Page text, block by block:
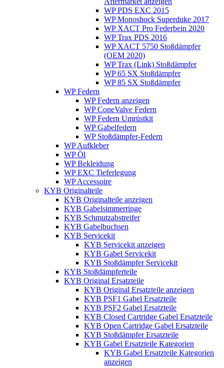
WP PDS EXC 2015
WP Monoshock Superduke 2017
WP XACT Pro Federbein 2020
WP Trax PDS 2016
WP XACT 5750 Stoßdämpfer
(OEM 2020)
WP Trax (Link) Stoßdämpfer
WP 65 SX Stoßdämpfer
WP 85 SX Stoßdämpfer
WP Federn
WP Federn anzeigen
WP ConeValve Federn
WP Federn Umrüstkit
WP Gabelfedern
WP Stoßdämpfer-Federn
WP Aufkleber
WP Öl
WP Bekleidung
WP EXC Tieferlegung
WP Accessoire
KYB Originalteile
KYB Originalteile anzeigen
KYB Gabelsimmerringe
KYB Schmutzabstreifer
KYB Gabelbuchsen
KYB Servicekit
KYB Servicekit anzeigen
KYB Gabel Servicekit
KYB Stoßdämpfer Servicekit
KYB Stoßdämpferteile
KYB Original Ersatzteile
KYB Original Ersatzteile anzeigen
KYB PSF1 Gabel Ersatzteile
KYB PSF2 Gabel Ersatzteile
KYB Closed Cartridge Gabel Ersatzteile
KYB Open Cartridge Gabel Ersatzteile
KYB Stoßdämpfer Ersatzteile
KYB Gabel Ersatzteile Kategorien
KYB Gabel Ersatzteile Kategorien
anzeigen